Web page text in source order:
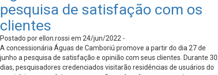
pesquisa de satisfação com os
clientes
Postado por ellon.rossi em 24/jun/2022 -
A concessionária Águas de Camboriú promove a partir do dia 27 de
junho a pesquisa de satisfação e opinião com seus clientes. Durante 30
dias, pesquisadores credenciados visitarão residências de usuários do